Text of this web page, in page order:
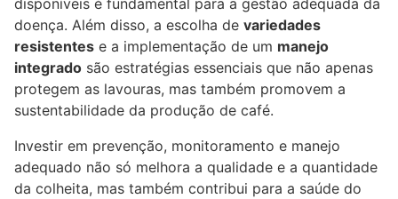
disponíveis é fundamental para a gestão adequada da
doença. Além disso, a escolha de variedades
resistentes e a implementação de um manejo
integrado são estratégias essenciais que não apenas
protegem as lavouras, mas também promovem a
sustentabilidade da produção de café.
Investir em prevenção, monitoramento e manejo
adequado não só melhora a qualidade e a quantidade
da colheita, mas também contribui para a saúde do